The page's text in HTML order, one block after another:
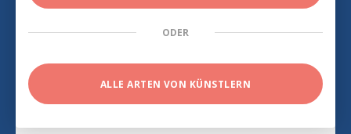
ODER
ALLE ARTEN VON KÜNSTLERN